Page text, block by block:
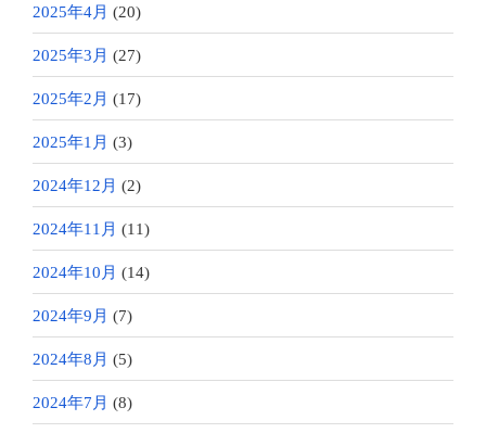
2025年4月 (20)
2025年3月 (27)
2025年2月 (17)
2025年1月 (3)
2024年12月 (2)
2024年11月 (11)
2024年10月 (14)
2024年9月 (7)
2024年8月 (5)
2024年7月 (8)